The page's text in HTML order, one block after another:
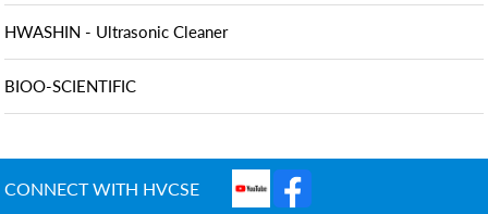
HWASHIN - Ultrasonic Cleaner
BIOO-SCIENTIFIC
CONNECT WITH HVCSE